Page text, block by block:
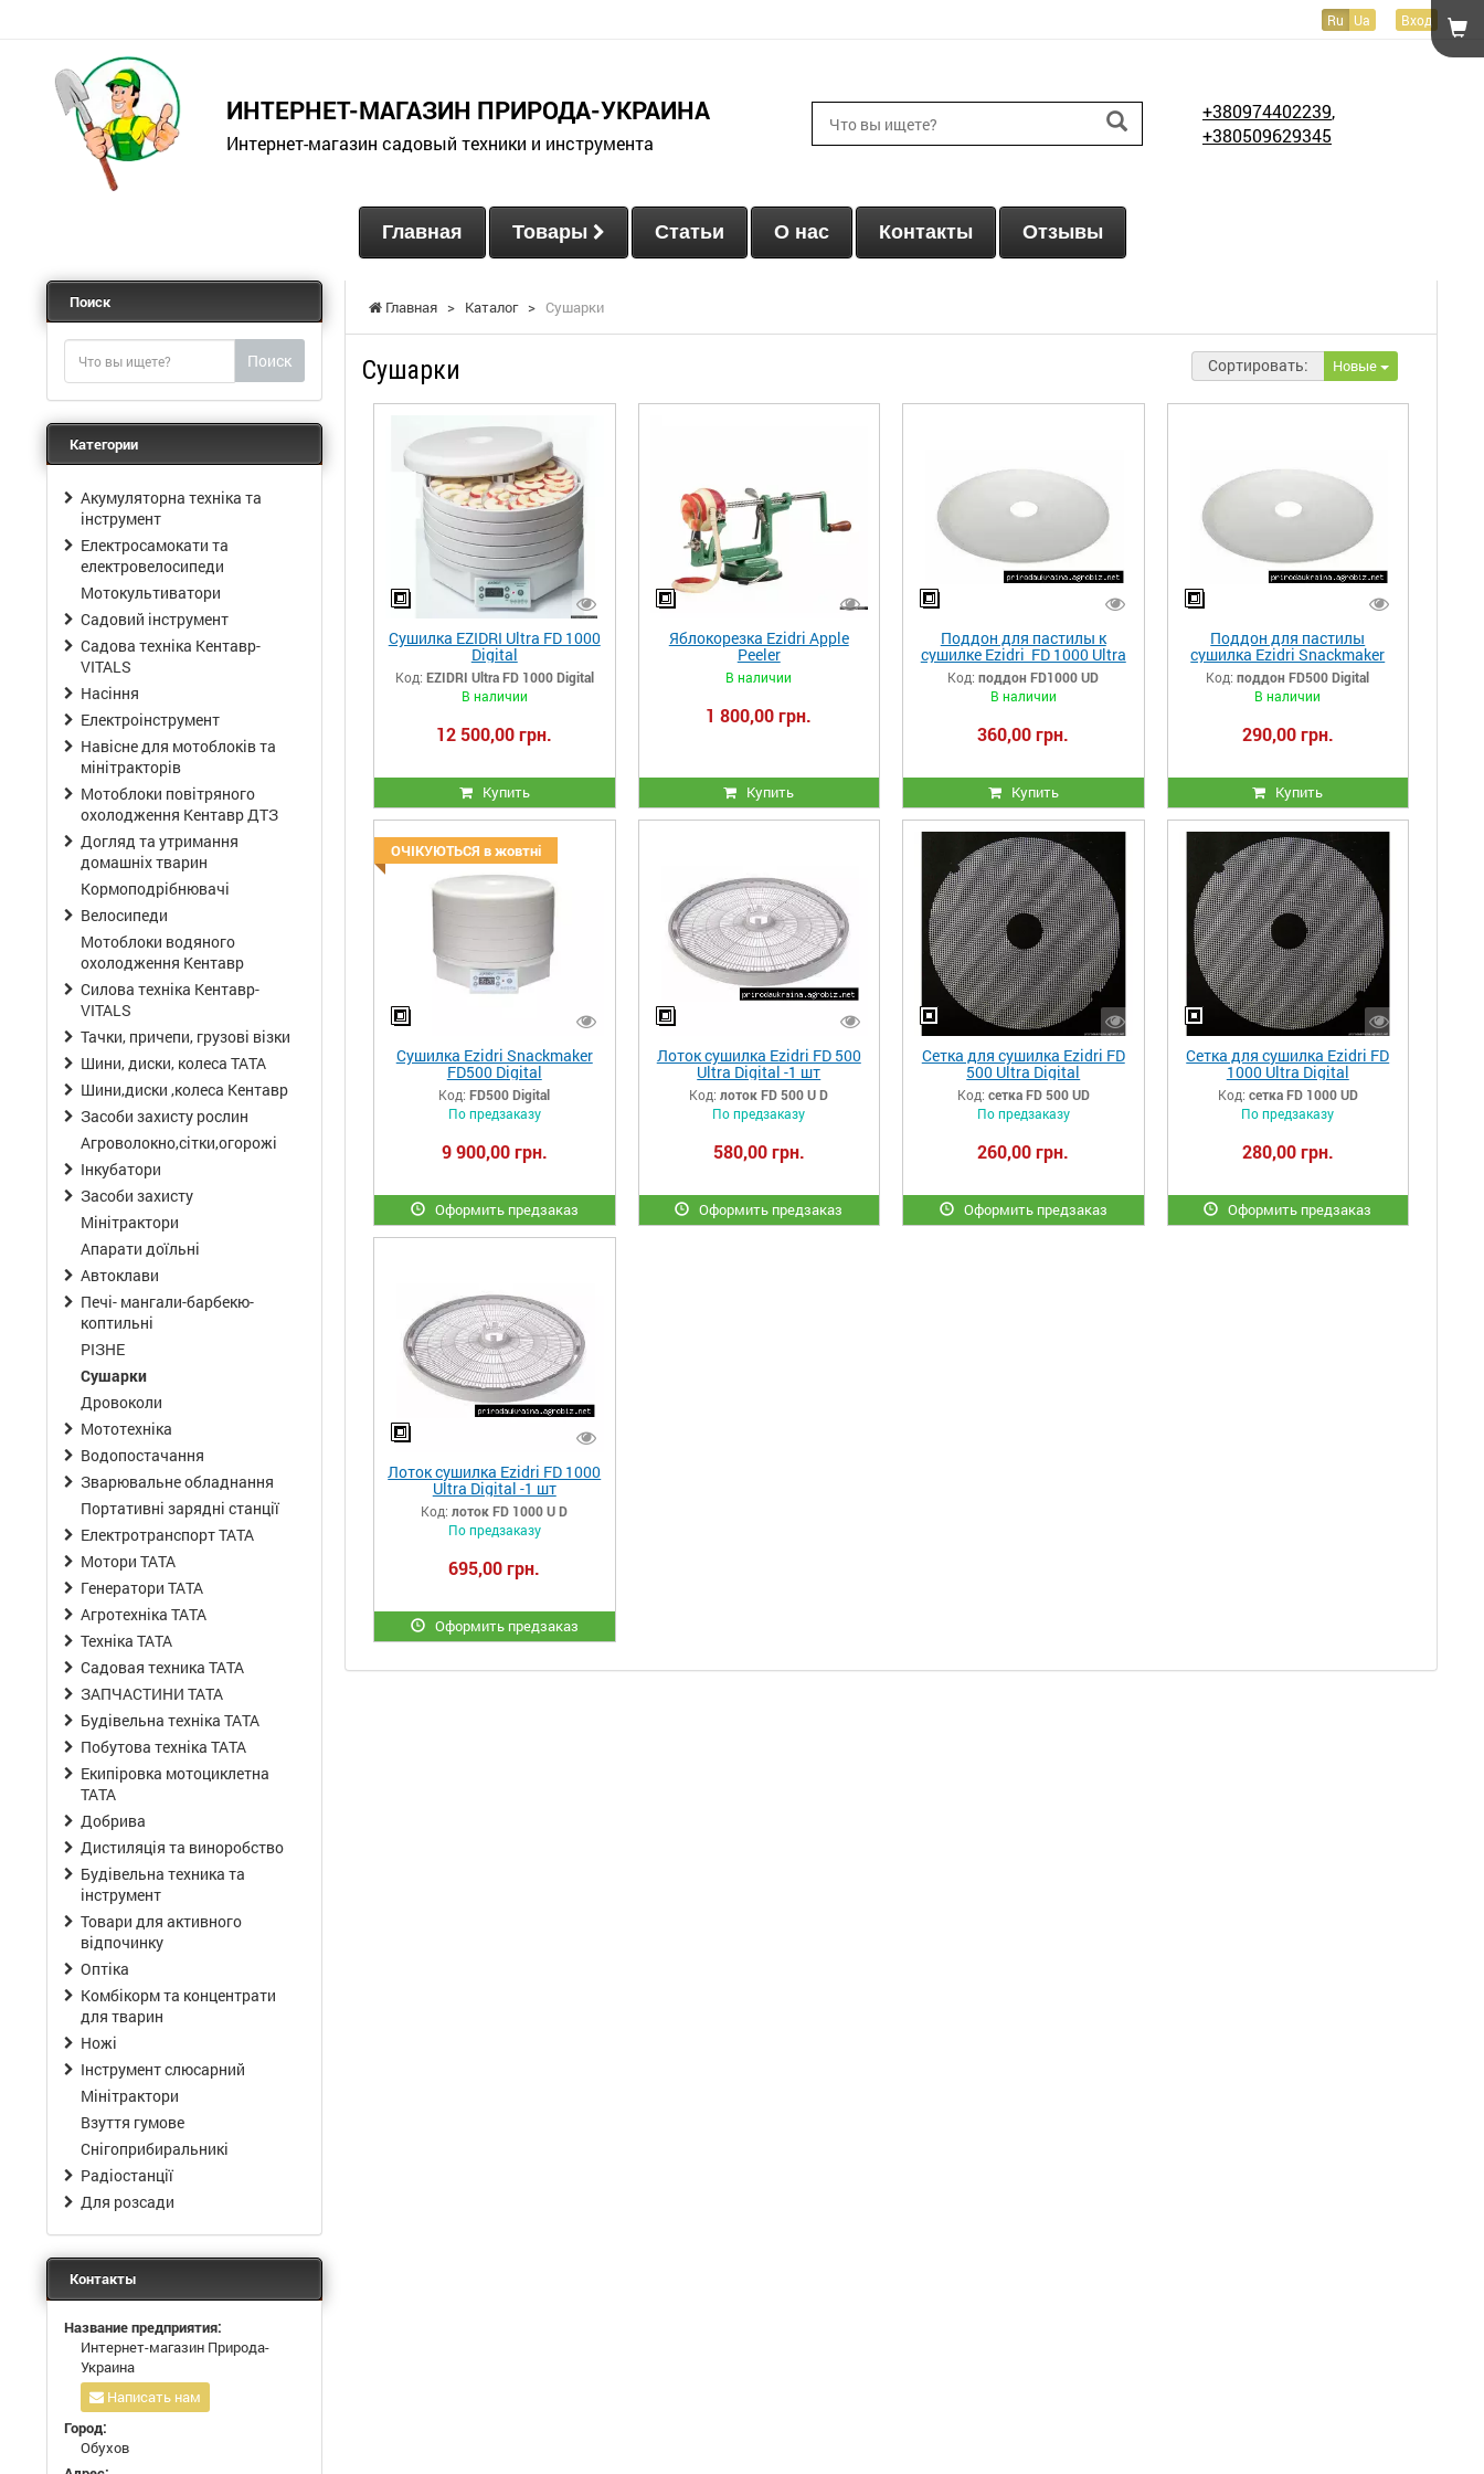
Ru Ua Вход
ИНТЕРНЕТ-МАГАЗИН ПРИРОДА-УКРАИНА
Интернет-магазин садовый техники и инструмента
+380974402239,
+380509629345
Главная Товары Статьи О нас Контакты Отзывы
Главная > Каталог > Сушарки
Сушарки Сортировать: Новые
Сушилка EZIDRI Ultra FD 1000
Digital
Код: EZIDRI Ultra FD 1000 Digital
В наличии
12 500,00 грн.
Купить
Яблокорезка Ezidri Apple
Peeler
В наличии
1 800,00 грн.
Купить
Поддон для пастилы к
сушилке Ezidri FD 1000 Ultra
Digital
Код: поддон FD1000 UD
В наличии
360,00 грн.
Купить
Поддон для пастилы
сушилка Ezidri Snackmaker
FD500 Digital
Код: поддон FD500 Digital
В наличии
290,00 грн.
Купить
ОЧІКУЮТЬСЯ в жовтні
Сушилка Ezidri Snackmaker
FD500 Digital
Код: FD500 Digital
По предзаказу
9 900,00 грн.
Оформить предзаказ
Лоток сушилка Ezidri FD 500
Ultra Digital -1 шт
Код: лоток FD 500 U D
По предзаказу
580,00 грн.
Оформить предзаказ
Сетка для сушилка Ezidri FD
500 Ultra Digital
Код: сетка FD 500 UD
По предзаказу
260,00 грн.
Оформить предзаказ
Сетка для сушилка Ezidri FD
1000 Ultra Digital
Код: сетка FD 1000 UD
По предзаказу
280,00 грн.
Оформить предзаказ
Лоток сушилка Ezidri FD 1000
Ultra Digital -1 шт
Код: лоток FD 1000 U D
По предзаказу
695,00 грн.
Оформить предзаказ
Поиск
Поиск
Категории
Акумуляторна техніка та
інструмент
Електросамокати та
електровелосипеди
Мотокультиватори
Садовий інструмент
Садова техніка Кентавр-
VITALS
Насіння
Електроінструмент
Навісне для мотоблоків та
мінітракторів
Мотоблоки повітряного
охолодження Кентавр ДТЗ
Догляд та утримання
домашніх тварин
Кормоподрібнювачі
Велосипеди
Мотоблоки водяного
охолодження Кентавр
Силова техніка Кентавр-
VITALS
Тачки, причепи, грузові візки
Шини, диски, колеса ТАТА
Шини,диски ,колеса Кентавр
Засоби захисту рослин
Агроволокно,сітки,огорожі
Інкубатори
Засоби захисту
Мінітрактори
Апарати доїльні
Автоклави
Печі- мангали-барбекю-
коптильні
РІЗНЕ
Сушарки
Дровоколи
Мототехніка
Водопостачання
Зварювальне обладнання
Портативні зарядні станції
Електротранспорт ТАТА
Мотори ТАТА
Генератори ТАТА
Агротехніка ТАТА
Техніка ТАТА
Садовая техника ТАТА
ЗАПЧАСТИНИ ТАТА
Будівельна техніка ТАТА
Побутова техніка ТАТА
Екипіровка мотоциклетна
ТАТА
Добрива
Дистиляція та виноробство
Будівельна техника та
інструмент
Товари для активного
відпочинку
Оптіка
Комбікорм та концентрати
для тварин
Ножі
Інструмент слюсарний
Мінітрактори
Взуття гумове
Снігоприбиральникі
Радіостанції
Для розсади
Контакты
Название предприятия:
Интернет-магазин Природа-
Украина
Написать нам
Город:
Обухов